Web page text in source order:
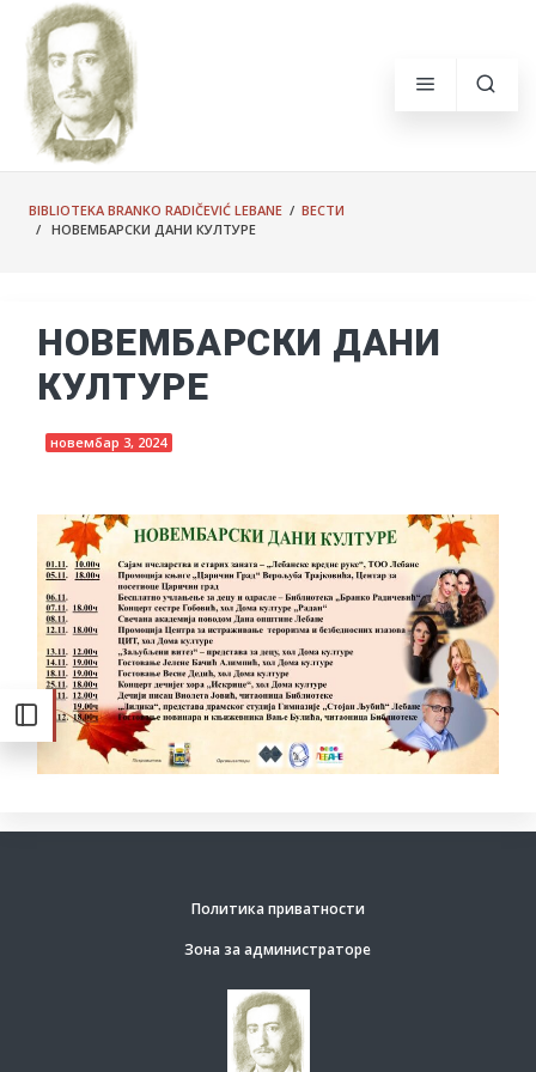
BIBLIOTEKA BRANKO RADIČEVIĆ LEBANE / ВЕСТИ
/ НОВЕМБАРСКИ ДАНИ КУЛТУРЕ
НОВЕМБАРСКИ ДАНИ
КУЛТУРЕ
новембар 3, 2024
Политика приватности
Зона за администраторе